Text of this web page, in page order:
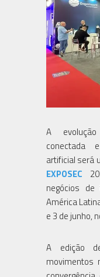
A
conectada
artificial será
EXPOSEC
negócios
América
e 3 de junho,
A edição
movimentos